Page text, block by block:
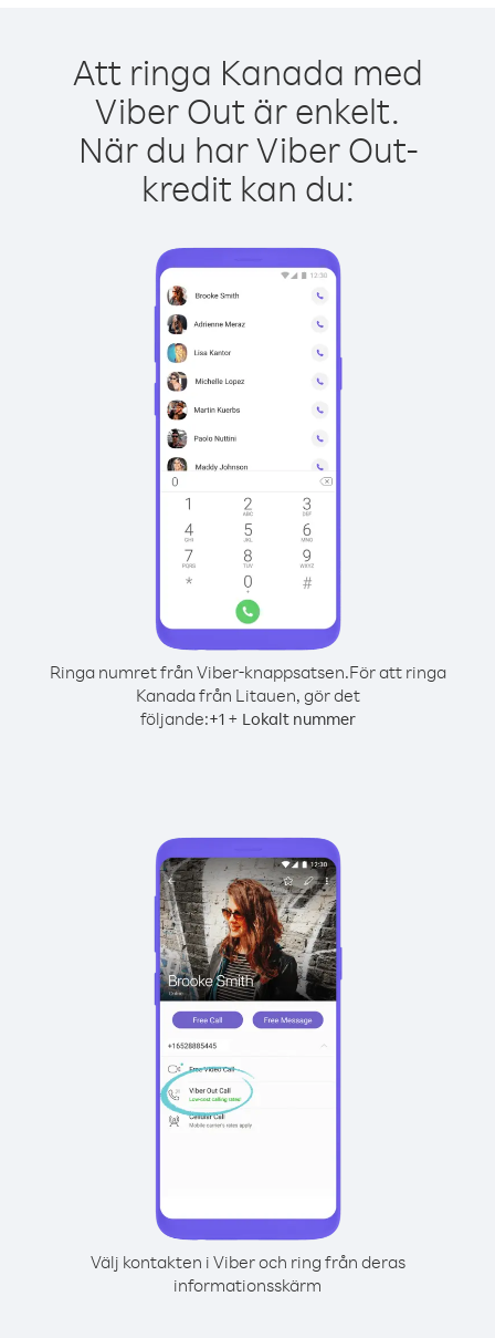
Att ringa Kanada med
Viber Out är enkelt.
När du har Viber Out-
kredit kan du:
Ringa numret från Viber-knappsatsen.För att ringa
Kanada från Litauen, gör det
följande:+1+ Lokalt nummer
Välj kontakten i Viber och ring från deras
informationsskärm